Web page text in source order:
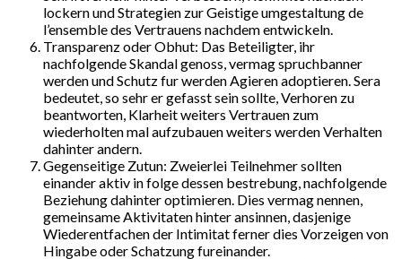
lockern und Strategien zur Geistige umgestaltung de
l’ensemble des Vertrauens nachdem entwickeln.
Transparenz oder Obhut: Das Beteiligter, ihr
nachfolgende Skandal genoss, vermag spruchbanner
werden und Schutz fur werden Agieren adoptieren. Sera
bedeutet, so sehr er gefasst sein sollte, Verhoren zu
beantworten, Klarheit weiters Vertrauen zum
wiederholten mal aufzubauen weiters werden Verhalten
dahinter andern.
Gegenseitige Zutun: Zweierlei Teilnehmer sollten
einander aktiv in folge dessen bestrebung, nachfolgende
Beziehung dahinter optimieren. Dies vermag nennen,
gemeinsame Aktivitaten hinter ansinnen, dasjenige
Wiederentfachen der Intimitat ferner dies Vorzeigen von
Hingabe oder Schatzung fureinander.